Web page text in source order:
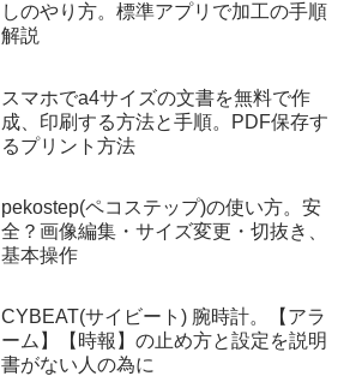
しのやり方。標準アプリで加工の手順
解説
スマホでa4サイズの文書を無料で作
成、印刷する方法と手順。PDF保存す
るプリント方法
pekostep(ペコステップ)の使い方。安
全？画像編集・サイズ変更・切抜き、
基本操作
CYBEAT(サイビート) 腕時計。【アラ
ーム】【時報】の止め方と設定を説明
書がない人の為に